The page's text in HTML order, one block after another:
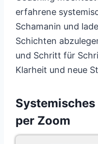
erfahrene
Schamanin und
Schichten
und Schritt für
Klarheit und neue
per Zoom